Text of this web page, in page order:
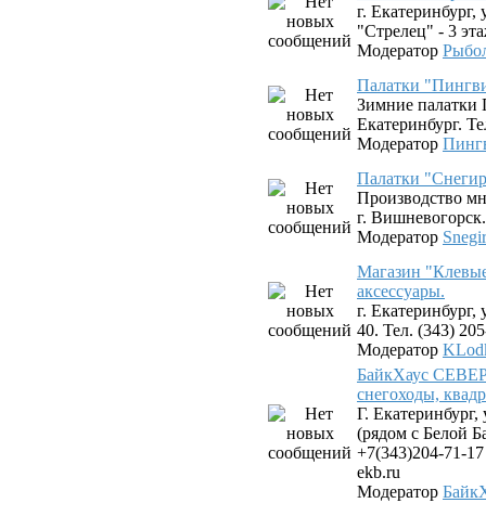
г.
"Стрелец" - 3
Модератор
Палатки
Зимние палатки
Екатеринбург.
Модератор
Палатки
Производство
г.
Модератор
Магазин
аксессуары.
г.
40. Тел. (343)
Модератор
БайкХаус СЕВЕР
снегоходы,
Г.
(рядом с Белой
+7(343)204-71-
ekb.ru
Модератор